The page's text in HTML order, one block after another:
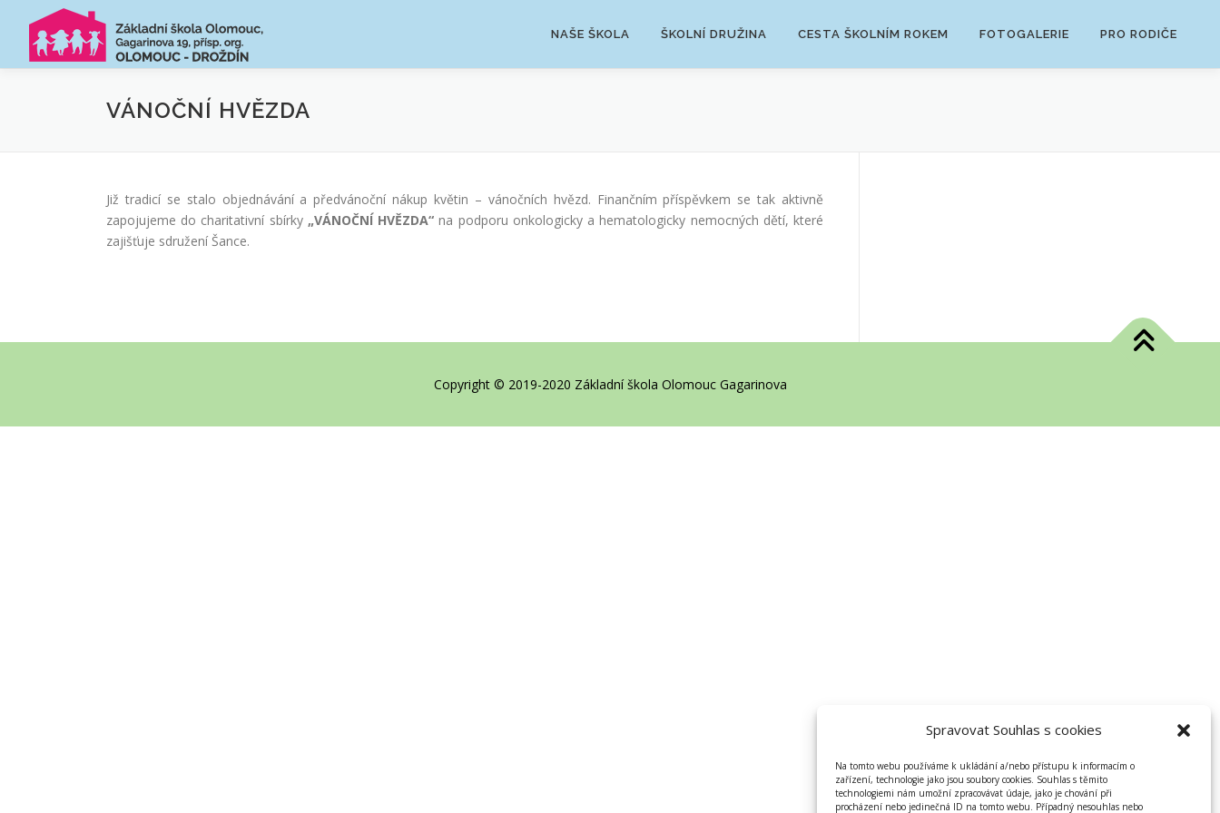
Spravovat Souhlas s cookies
Na tomto webu používáme k ukládání a/nebo přístupu k informacím o
zařízení, technologie jako jsou soubory cookies. Souhlas s těmito
technologiemi nám umožní zpracovávat údaje, jako je chování při
procházení nebo jedinečná ID na tomto webu. Případný nesouhlas nebo
Přeskočit
obsah
NAŠE ŠKOLA ŠKOLNÍ DRUŽINA CESTA ŠKOLNÍM ROKEM FOTOGALERIE PRO RODIČE
VÁNOČNÍ HVĚZDA
Již tradicí se stalo objednávání a předvánoční nákup květin – vánočních hvězd. Finančním příspěvkem se tak aktivně
zapojujeme do charitativní sbírky „VÁNOČNÍ HVĚZDA“ na podporu onkologicky a hematologicky nemocných dětí, které
zajišťuje sdružení Šance.
Copyright © 2019-2020 Základní škola Olomouc Gagarinova